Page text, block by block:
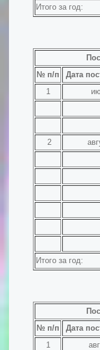
Итого за год:
№ п/п
Дата
1
2
Итого за год:
№ п/п
Дата
1